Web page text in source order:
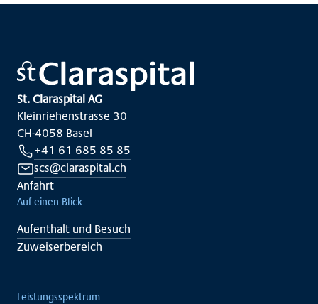
St. Claraspital AG
Kleinriehenstrasse 30
CH-4058 Basel
+41 61 685 85 85
scs@claraspital.ch
Anfahrt
Auf einen Blick
Aufenthalt und Besuch
Zuweiserbereich
Leistungsspektrum